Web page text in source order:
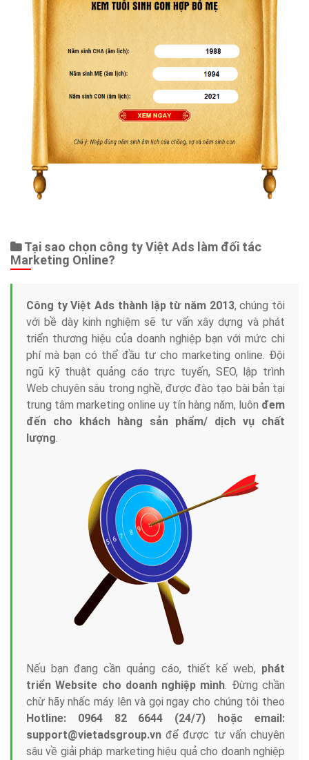
Tại sao chọn công ty Việt Ads làm đối tác
Marketing Online?
Công ty Việt Ads thành lập từ năm 2013, chúng tôi
với bề dày kinh nghiệm sẽ tư vấn xây dựng và phát
triển thương hiệu của doanh nghiệp bạn với mức chi
phí mà bạn có thể đầu tư cho marketing online. Đội
ngũ kỹ thuật quảng cáo trực tuyến, SEO, lập trình
Web chuyên sâu trong nghề, được đào tạo bài bản tại
trung tâm marketing online uy tín hàng năm, luôn đem
đến cho khách hàng sản phẩm/ dịch vụ chất
lượng.
Nếu bạn đang cần quảng cáo, thiết kế web, phát
triển Website cho doanh nghiệp mình. Đừng chần
chừ hãy nhấc máy lên và gọi ngay cho chúng tôi theo
Hotline: 0964 82 6644 (24/7) hoặc email:
support@vietadsgroup.vn để được tư vấn chuyên
sâu về giải pháp marketing hiệu quả cho doanh nghiệp